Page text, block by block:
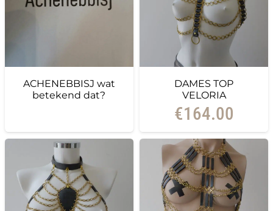
ACHENEBBISJ wat
betekend dat?
DAMES TOP
VELORIA
€164.00